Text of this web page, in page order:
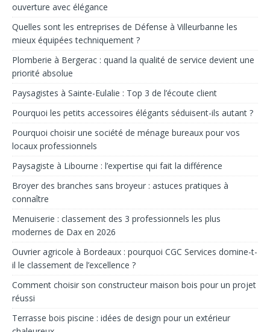
ouverture avec élégance
Quelles sont les entreprises de Défense à Villeurbanne les
mieux équipées techniquement ?
Plomberie à Bergerac : quand la qualité de service devient une
priorité absolue
Paysagistes à Sainte-Eulalie : Top 3 de l’écoute client
Pourquoi les petits accessoires élégants séduisent-ils autant ?
Pourquoi choisir une société de ménage bureaux pour vos
locaux professionnels
Paysagiste à Libourne : l’expertise qui fait la différence
Broyer des branches sans broyeur : astuces pratiques à
connaître
Menuiserie : classement des 3 professionnels les plus
modernes de Dax en 2026
Ouvrier agricole à Bordeaux : pourquoi CGC Services domine-t-
il le classement de l’excellence ?
Comment choisir son constructeur maison bois pour un projet
réussi
Terrasse bois piscine : idées de design pour un extérieur